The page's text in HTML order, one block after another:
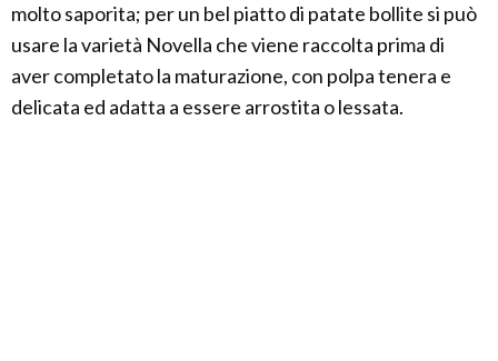
molto saporita; per un bel piatto di patate bollite si può
usare la varietà Novella che viene raccolta prima di
aver completato la maturazione, con polpa tenera e
delicata ed adatta a essere arrostita o lessata.